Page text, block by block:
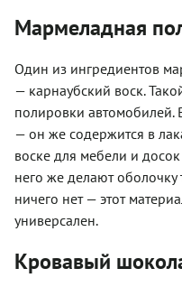
Мармеладная
Один из ингредиентов
— карнаубский воск.
полировки автомобилей.
— он же содержится в
воске для мебели и
него же делают оболочку
ничего нет — этот
универсален.
Кровавый